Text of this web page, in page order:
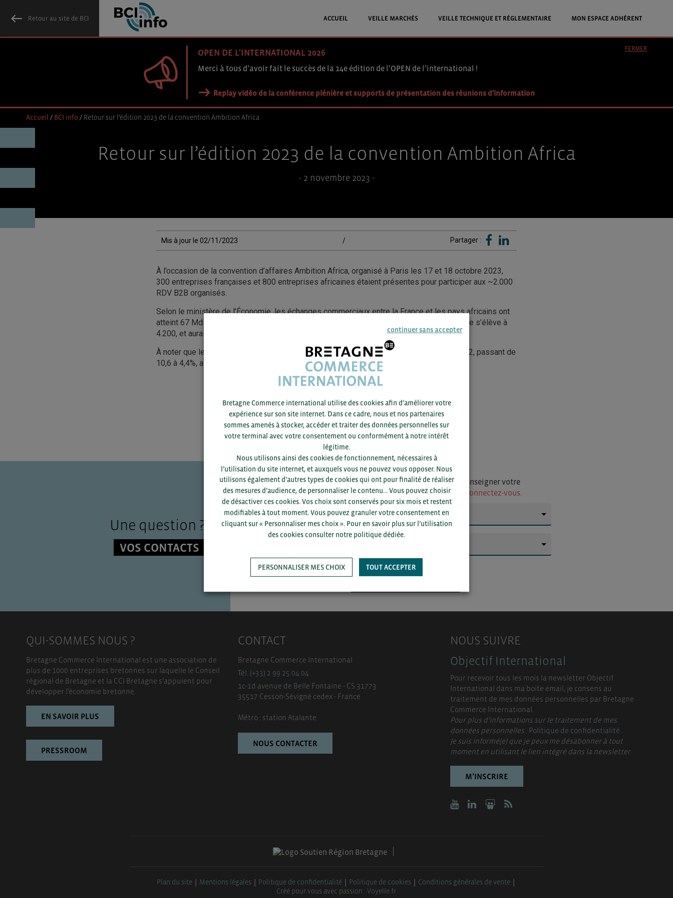
Retour au site de BCI ACCUEIL VEILLE MARCHÉS VEILLE TECHNIQUE ET RÉGLEMENTAIRE MON ESPACE ADHÉRENT
OPEN DE L'INTERNATIONAL 2026
Merci à tous d’avoir fait le succès de la 14e édition de l’OPEN de l’international !
Replay vidéo de la conférence plénière et supports de présentation des réunions d'information
FERMER
Accueil / BCI info / Retour sur l’édition 2023 de la convention Ambition Africa
Retour sur l’édition 2023 de la convention Ambition Africa
- 2 novembre 2023 -
Mis à jour le 02/11/2023 / Partager :
À l’occasion de la convention d’affaires Ambition Africa, organisé à Paris les 17 et 18 octobre 2023,
300 entreprises françaises et 800 entreprises africaines étaient présentes pour participer aux ~2.000
RDV B2B organisés.
Selon le ministère de l’Économie, les échanges commerciaux entre la France et les pays africains ont
atteint 67 Mds€ en 2022. De plus, le nombre de filiales d’entreprises françaises en Afrique s’élève à
4.200, et aurait été décuplé en 10 ans.
À noter que les PdM des entreprises françaises ont été divisées par 2 entre 2002 et 2022, passant de
10,6 à 4,4%, alors que les importations africaines ont quadruplé.
Une question ?
VOS CONTACTS
Pour voir les contacts, merci de renseigner votre
département et votre secteur
ou connectez-vous.
QUI-SOMMES NOUS ?
Bretagne Commerce International est une association de
plus de 1000 entreprises bretonnes sur laquelle le Conseil
régional de Bretagne et la CCI Bretagne s’appuient pour
développer l’économie bretonne.
EN SAVOIR PLUS
PRESSROOM
CONTACT
Bretagne Commerce International
Tél. (+33) 2 99 25 04 04
1c-1d avenue de Belle Fontaine - CS 31773
35517 Cesson-Sévigné cedex - France
Métro : station Atalante
NOUS CONTACTER
NOUS SUIVRE
Objectif International
Pour recevoir tous les mois la newsletter Objectif
International dans ma boite email, je consens au
traitement de mes données personnelles par Bretagne
Commerce International.
Pour plus d’informations sur le traitement de mes
données personnelles :Politique de confidentialité
Je suis informé(e) que je peux me désabonner à tout
moment en utilisant le lien intégré dans la newsletter.
M’INSCRIRE
Plan du site Mentions légales Politique de confidentialité Politique de cookies
Conditions générales de vente
Créé pour vous avec passion :Voyelle.fr
continuer sans accepter
Bretagne Commerce international utilise des cookies afin d’améliorer votre
expérience sur son site internet. Dans ce cadre, nous et nos partenaires
sommes amenés à stocker, accéder et traiter des données personnelles sur
votre terminal avec votre consentement ou conformément à notre intérêt
légitime.
Nous utilisons ainsi des cookies de fonctionnement, nécessaires à
l’utilisation du site internet, et auxquels vous ne pouvez vous opposer. Nous
utilisons également d’autres types de cookies qui ont pour finalité de réaliser
des mesures d’audience, de personnaliser le contenu... Vous pouvez choisir
de désactiver ces cookies. Vos choix sont conservés pour six mois et restent
modifiables à tout moment. Vous pouvez granuler votre consentement en
cliquant sur « Personnaliser mes choix ». Pour en savoir plus sur l’utilisation
des cookies consulter notre politique dédiée.
PERSONNALISER MES CHOIX TOUT ACCEPTER